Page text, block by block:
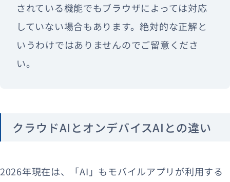
されている機能でもブラウザによっては対応
していない場合もあります。絶対的な正解と
いうわけではありませんのでご留意くださ
い。
クラウドAIとオンデバイスAIとの違い
2026年現在は、「AI」もモバイルアプリが利用する